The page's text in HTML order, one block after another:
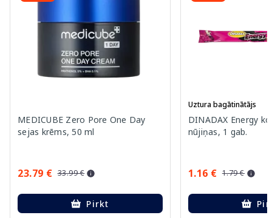
MEDICUBE Zero Pore One Day
sejas krēms, 50 ml
23.79 € 33.99 €
Pirkt
Uztura bagātinātājs
DINADAX Energy
nūjiņas, 1 gab.
1.16 € 1.79 €